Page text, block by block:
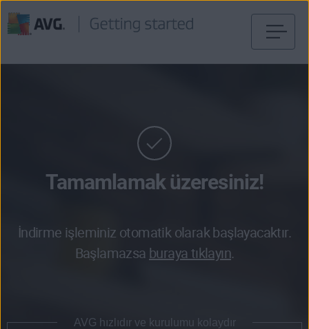
Tamamlamak üzeresiniz!
İndirme işleminiz otomatik olarak başlayacaktır.
Başlamazsa buraya tıklayın.
AVG hızlıdır ve kurulumu kolaydır